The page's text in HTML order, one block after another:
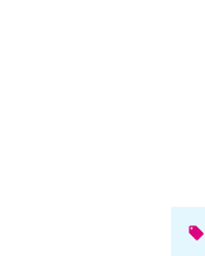
local_offer